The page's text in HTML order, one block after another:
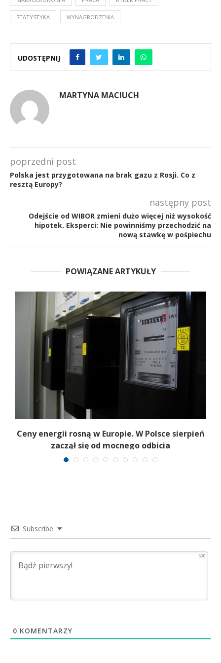
STATYSTYKA WYNAGRODZENIA
UDOSTĘPNIJ
MARTYNA MACIUCH
poprzedni post
Polska jest przygotowana na brak gazu z Rosji. Co z
resztą Europy?
następny post
Odejście od WIBOR zmieni dużo więcej niż wysokość
hipotek. Eksperci: Nie powinniśmy przechodzić na
nową stawkę w pośpiechu
POWIĄZANE ARTYKUŁY
Ceny energii rosną w Europie. W Polsce sierpień
zaczął się od mocnego odbicia
Subscribe
500
0 KOMENTARZY